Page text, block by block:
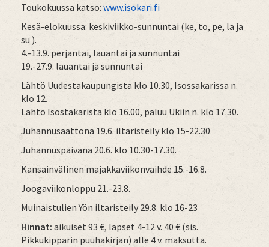
Toukokuussa katso: www.isokari.fi
Kesä-elokuussa: keskiviikko-sunnuntai (ke, to, pe, la ja
su ).
4.-13.9. perjantai, lauantai ja sunnuntai
19.-27.9. lauantai ja sunnuntai
Lähtö Uudestakaupungista klo 10.30, Isossakarissa n.
klo 12.
Lähtö Isostakarista klo 16.00, paluu Ukiin n. klo 17.30.
Juhannusaattona 19.6. iltaristeily klo 15-22.30
Juhannuspäivänä 20.6. klo 10.30-17.30.
Kansainvälinen majakkaviikonvaihde 15.-16.8.
Joogaviikonloppu 21.-23.8.
Muinaistulien Yön iltaristeily 29.8. klo 16-23
Hinnat: aikuiset 93 €, lapset 4-12 v. 40 € (sis.
Pikkukipparin puuhakirjan) alle 4 v. maksutta.